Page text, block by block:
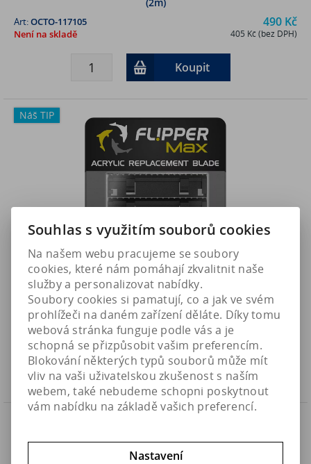
490 Kč
405 Kč (bez DPH)
Art:OCTO-117105
Není na skladě
Koupit
Náš TIP
Flipper MAX náhradní akrylátová čepel (3ks)
429,80 Kč (bez DPH)
Art:F-MAX-BLD-ABS
Skladem
Koupit
Souhlas s využitím souborů cookies
Na našem webu pracujeme se soubory
cookies, které nám pomáhají zkvalitnit naše
služby a personalizovat nabídky.
Soubory cookies si pamatují, co a jak ve svém
prohlížeči na daném zařízení děláte. Díky tomu
webová stránka funguje podle vás a je
schopná se přizpůsobit vašim preferencím.
Blokování některých typů souborů může mít
vliv na vaši uživatelskou zkušenost s naším
webem, také nebudeme schopni poskytnout
vám nabídku na základě vašich preferencí.
Nastavení